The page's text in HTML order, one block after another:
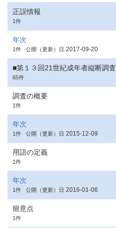
正誤情報
1件
年次
1件 公開（更新）日 2017-09-20
■第１３回21世紀成年者縦断調査
65件
調査の概要
1件
年次
1件 公開（更新）日 2015-12-09
用語の定義
1件
年次
1件 公開（更新）日 2016-01-06
留意点
1件